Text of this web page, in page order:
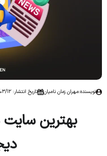
نویسنده:مهران زمان نامیان تاریخ انتشار: 1401/03/12
بهترین سایت